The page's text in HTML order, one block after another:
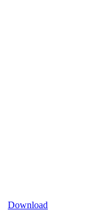
Download